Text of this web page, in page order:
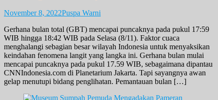
November 8, 2022Puspa Warni
Gerhana bulan total (GBT) mencapai puncaknya pada pukul 17:59
WIB hingga 18:42 WIB pada Selasa (8/11). Faktor cuaca
menghalangi sebagian besar wilayah Indonesia untuk menyaksikan
keindahan fenomena langit yang langka ini. Gerhana bulan mulai
mencapai puncaknya pada pukul 17.59 WIB, sebagaimana dipantau
CNNIndonesia.com di Planetarium Jakarta. Tapi sayangnya awan
gelap menutupi bidang penglihatan. Pemantauan bulan […]